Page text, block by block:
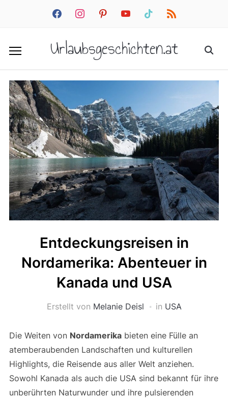
facebookinstagrampinterestyoutube tiktok rss
Urlaubsgeschichten.at
Entdeckungsreisen in
Nordamerika: Abenteuer in
Kanada und USA
Erstellt von Melanie Deisl in USA
Die Weiten von Nordamerikabieten eine Fülle an
atemberaubenden Landschaften und kulturellen
Highlights, die Reisende aus aller Welt anziehen.
Sowohl Kanada als auch die USA sind bekannt für ihre
unberührten Naturwunder und ihre pulsierenden